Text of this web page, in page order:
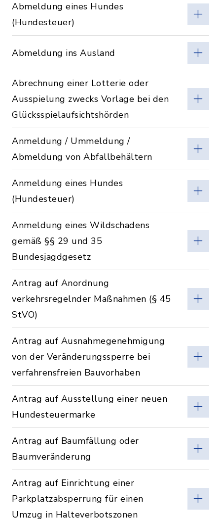
Abmeldung eines Hundes
(Hundesteuer)
Abmeldung ins Ausland
Abrechnung einer Lotterie oder
Ausspielung zwecks Vorlage bei den
Glücksspielaufsichtshörden
Anmeldung / Ummeldung /
Abmeldung von Abfallbehältern
Anmeldung eines Hundes
(Hundesteuer)
Anmeldung eines Wildschadens
gemäß §§ 29 und 35
Bundesjagdgesetz
Antrag auf Anordnung
verkehrsregelnder Maßnahmen (§ 45
StVO)
Antrag auf Ausnahmegenehmigung
von der Veränderungssperre bei
verfahrensfreien Bauvorhaben
Antrag auf Ausstellung einer neuen
Hundesteuermarke
Antrag auf Baumfällung oder
Baumveränderung
Antrag auf Einrichtung einer
Parkplatzabsperrung für einen
Umzug in Halteverbotszonen